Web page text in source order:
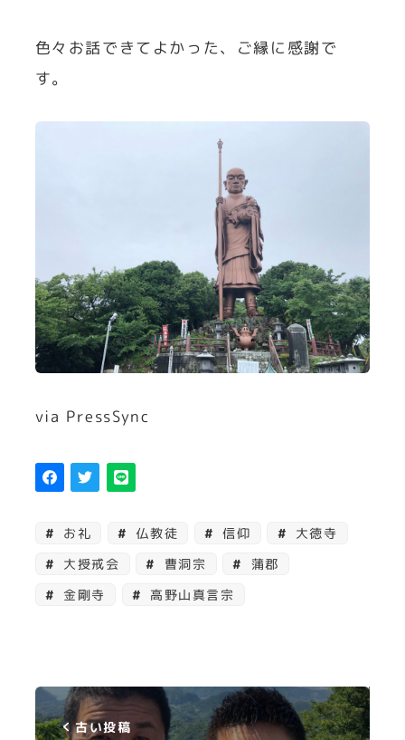
色々お話できてよかった、ご縁に感謝で
す。
via PressSync
お礼 仏教徒 信仰
大徳寺
大授戒会
曹洞宗
蒲郡
金剛寺
高野山真言宗
古い投稿